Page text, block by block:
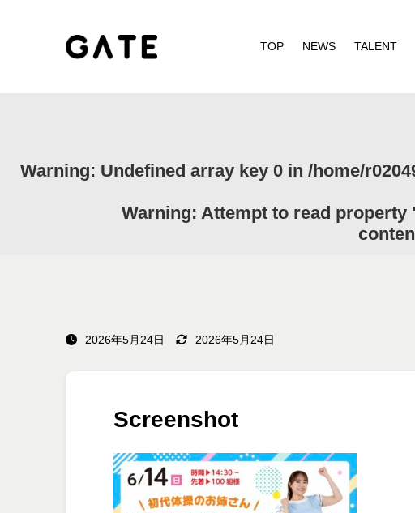
TOP NEWS TALENT
Warning: Undefined array key 0 in /home/
Warning: Attempt to read
2026年5月24日 2026年5月24日
Screenshot